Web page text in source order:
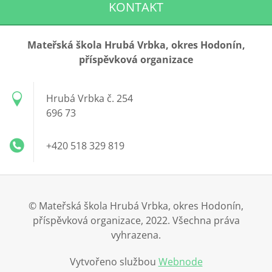
KONTAKT
Mateřská škola Hrubá Vrbka, okres Hodonín,
příspěvková organizace
Hrubá Vrbka č. 254
696 73
+420 518 329 819
© Mateřská škola Hrubá Vrbka, okres Hodonín,
příspěvková organizace, 2022. Všechna práva
vyhrazena.
Vytvořeno službou Webnode